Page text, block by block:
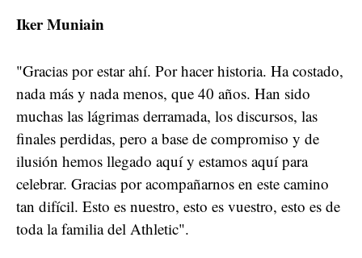
Iker Muniain
"Gracias por estar ahí. Por hacer historia. Ha costado,
nada más y nada menos, que 40 años. Han sido
muchas las lágrimas derramada, los discursos, las
finales perdidas, pero a base de compromiso y de
ilusión hemos llegado aquí y estamos aquí para
celebrar. Gracias por acompañarnos en este camino
tan difícil. Esto es nuestro, esto es vuestro, esto es de
toda la familia del Athletic".